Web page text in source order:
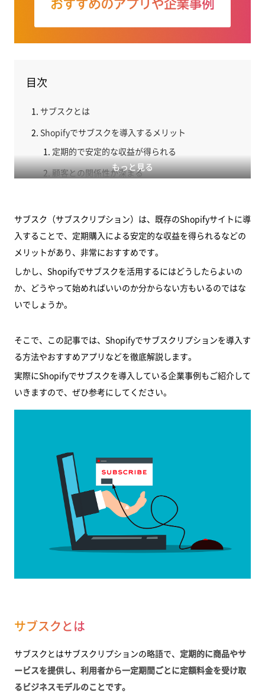
もっと見る
目次
サブスクとは
Shopifyでサブスクを導入するメリット
定期的で安定的な収益が得られる
顧客との関係性が深まる
Shopifyでのサブスクの設定方法
Shopifyでのサブスク系アプリおすすめ2選
Shopifyでサブスクを取り入れているECショップ事例
Birchbox（バーチボックス）
Dollar Shave Club（ダラーシェーブクラ）
Shopifyでサブスクを導入する上での注意点やデメリ
ット
英語表記のものが多い
商品ラインナップに制限がある
サブスク（サブスクリプション）は、既存のShopifyサイトに導
入することで、定期購入による安定的な収益を得られるなどの
メリットがあり、非常におすすめです。
しかし、Shopifyでサブスクを活用するにはどうしたらよいの
か、どうやって始めればいいのか分からない方もいるのではな
いでしょうか。
そこで、この記事では、Shopifyでサブスクリプションを導入す
る方法やおすすめアプリなどを徹底解説します。
実際にShopifyでサブスクを導入している企業事例もご紹介して
いきますので、ぜひ参考にしてください。
サブスクとは
サブスクとはサブスクリプションの略語で、 定期的に商品やサ
ービスを提供し、利用者から一定期間ごとに定額料金を受け取
るビジネスモデルのことです。